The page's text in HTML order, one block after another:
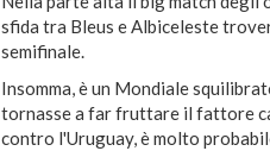
sfida tra Bleus e Albiceleste
semifinale.
Insomma, è un Mondiale
tornasse a far fruttare il fattore
contro l'Uruguay, è molto